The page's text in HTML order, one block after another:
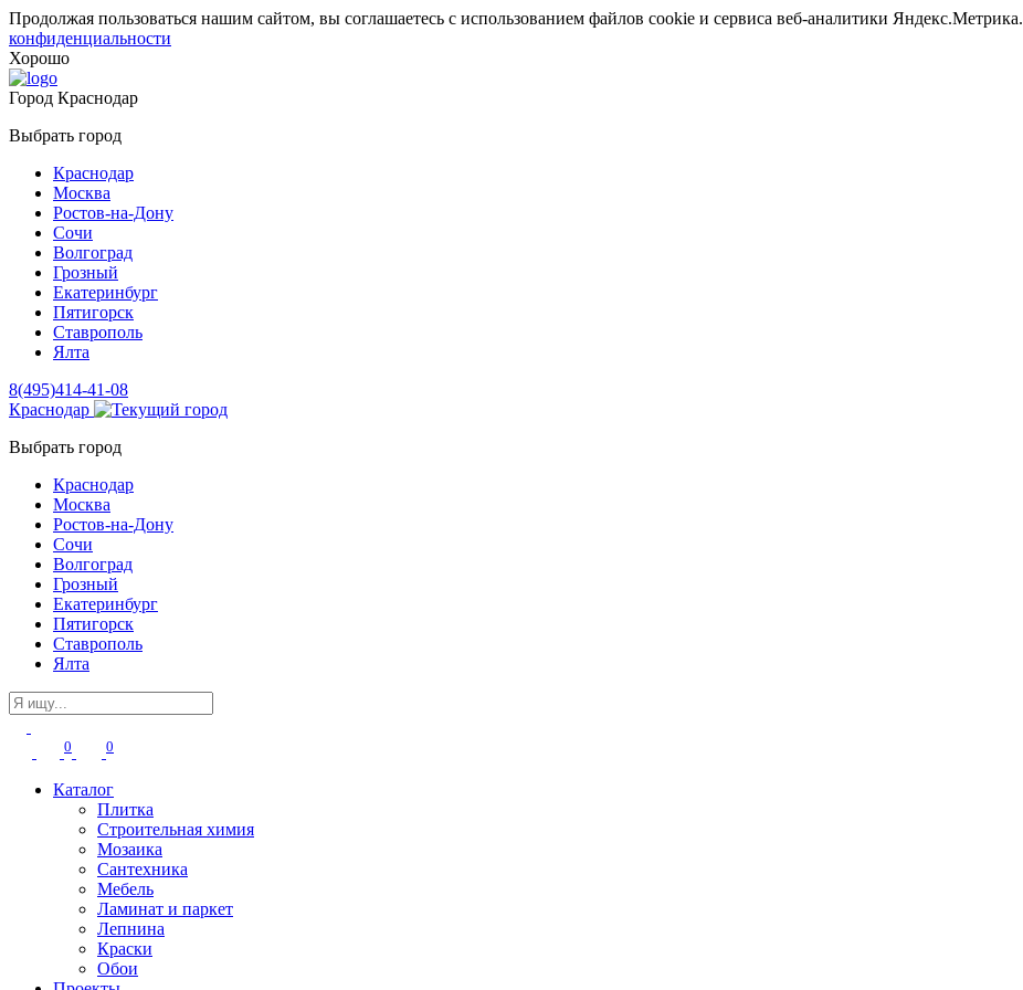
Продолжая пользоваться нашим сайтом, вы соглашаетесь с использованием файлов cookie и сервиса веб-аналитики
конфиденциальности
Хорошо
Город Краснодар
Выбрать город
Краснодар
Москва
Ростов-на-Дону
Сочи
Волгоград
Грозный
Екатеринбург
Пятигорск
Ставрополь
Ялта
8(495)414-41-08
Краснодар
Выбрать город
Краснодар
Москва
Ростов-на-Дону
Сочи
Волгоград
Грозный
Екатеринбург
Пятигорск
Ставрополь
Ялта
0 0
Каталог
Плитка
Строительная химия
Мозаика
Сантехника
Мебель
Ламинат и паркет
Лепнина
Краски
Обои